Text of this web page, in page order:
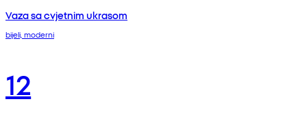
Vaza sa cvjetnim ukrasom
bijeli, moderni
12